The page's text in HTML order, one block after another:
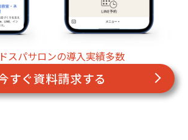
スパサロンの導入実績多数
すぐ資料請求する